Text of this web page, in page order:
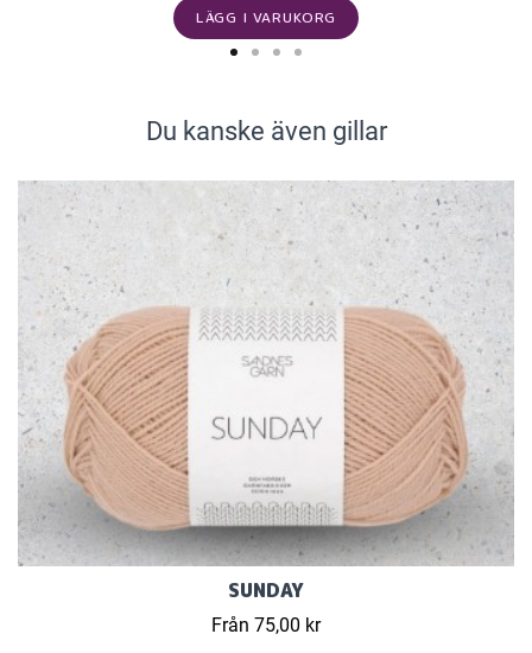
LÄGG I VARUKORG
Du kanske även gillar
SUNDAY
Från 75,00 kr